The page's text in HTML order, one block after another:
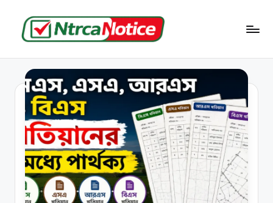
t
r
c
a
N
o
ti
জমা
সংক্রান্ত
সব
তথ্য